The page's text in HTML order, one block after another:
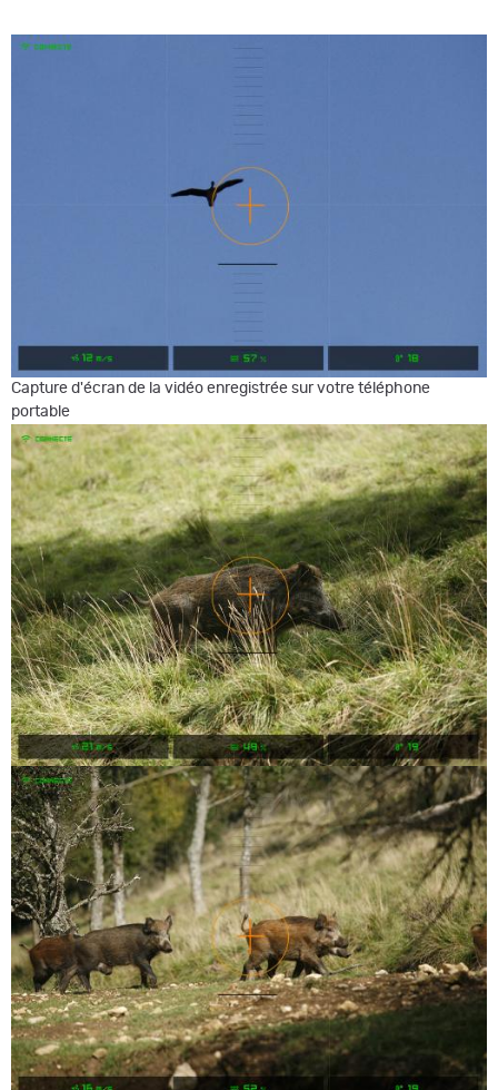
Capture d'écran de la vidéo enregistrée sur votre téléphone
portable